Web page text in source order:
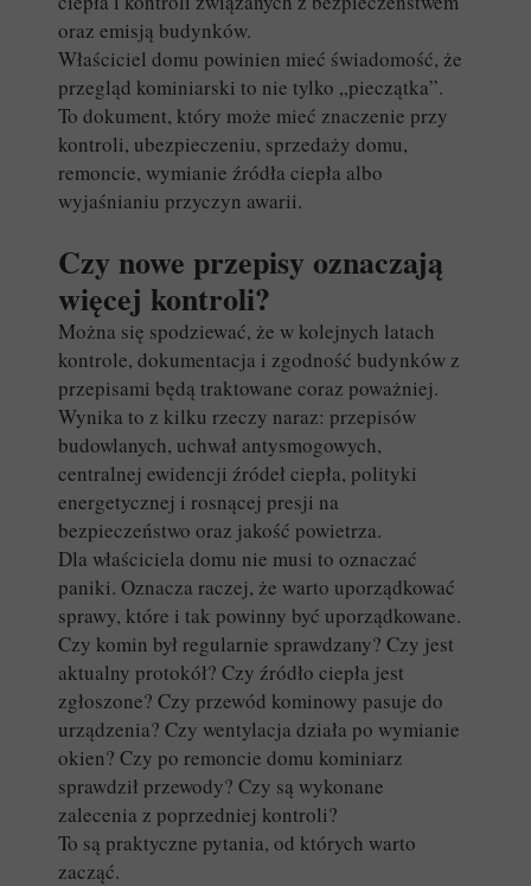
oraz emisją budynków.
Właściciel domu powinien mieć świadomość, że
przegląd kominiarski to nie tylko „pieczątka”.
To dokument, który może mieć znaczenie przy
kontroli, ubezpieczeniu, sprzedaży domu,
remoncie, wymianie źródła ciepła albo
wyjaśnianiu przyczyn awarii.
Czy nowe przepisy oznaczają
więcej kontroli?
Można się spodziewać, że w kolejnych latach
kontrole, dokumentacja i zgodność budynków z
przepisami będą traktowane coraz poważniej.
Wynika to z kilku rzeczy naraz: przepisów
budowlanych, uchwał antysmogowych,
centralnej ewidencji źródeł ciepła, polityki
energetycznej i rosnącej presji na
bezpieczeństwo oraz jakość powietrza.
Dla właściciela domu nie musi to oznaczać
paniki. Oznacza raczej, że warto uporządkować
sprawy, które i tak powinny być uporządkowane.
Czy komin był regularnie sprawdzany? Czy jest
aktualny protokół? Czy źródło ciepła jest
zgłoszone? Czy przewód kominowy pasuje do
urządzenia? Czy wentylacja działa po wymianie
okien? Czy po remoncie domu kominiarz
sprawdził przewody? Czy są wykonane
zalecenia z poprzedniej kontroli?
To są praktyczne pytania, od których warto
zacząć.